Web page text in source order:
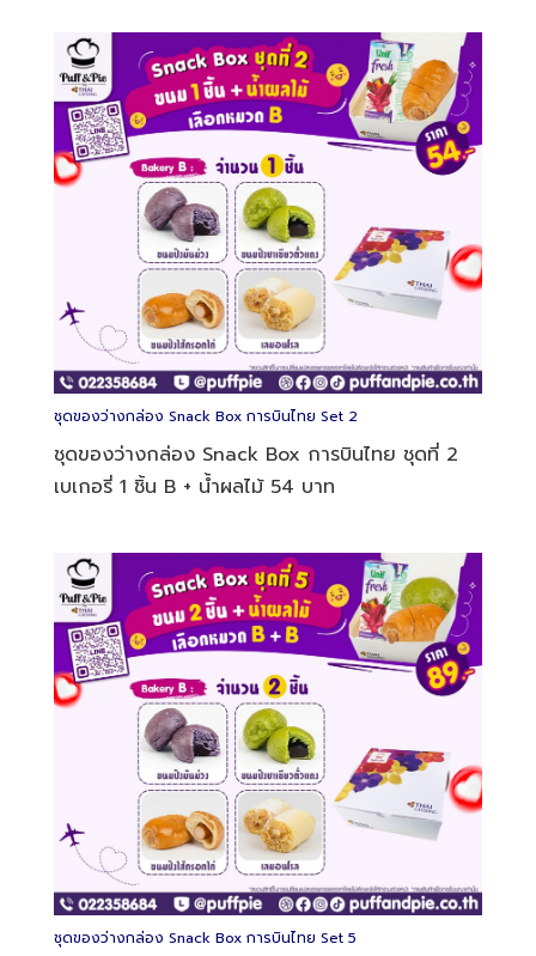
ชุดของว่างกล่อง Snack Box การบินไทย Set 2
ชุดของว่างกล่อง Snack Box การบินไทย ชุดที่ 2
เบเกอรี่ 1 ชิ้น B + น้ำผลไม้ 54 บาท
ชุดของว่างกล่อง Snack Box การบินไทย Set 5
ชุดของว่างกล่อง Snack Box การบินไทย ชุดที่ 5 เบ
เกอรี่ 2 ชิ้น B + B + น้ำผลไม้ 89 บาท